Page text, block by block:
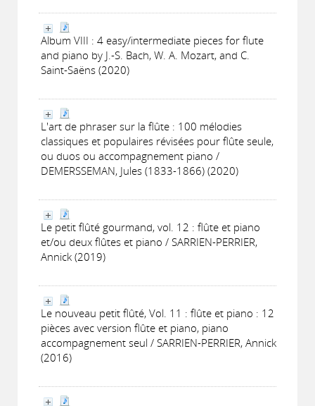
Album VIII : 4 easy/intermediate pieces for flute
and piano by J.-S. Bach, W. A. Mozart, and C.
Saint-Saëns (2020)
L'art de phraser sur la flûte : 100 mélodies
classiques et populaires révisées pour flûte seule,
ou duos ou accompagnement piano /
DEMERSSEMAN, Jules (1833-1866) (2020)
Le petit flûté gourmand, vol. 12 : flûte et piano
et/ou deux flûtes et piano / SARRIEN-PERRIER,
Annick (2019)
Le nouveau petit flûté, Vol. 11 : flûte et piano : 12
pièces avec version flûte et piano, piano
accompagnement seul / SARRIEN-PERRIER, Annick
(2016)